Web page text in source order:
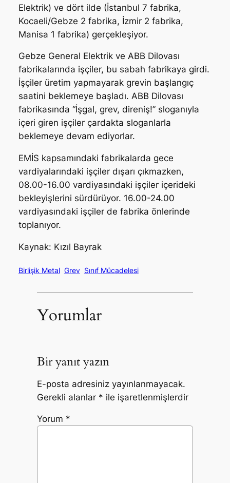
Elektrik) ve dört ilde (İstanbul 7 fabrika,
Kocaeli/Gebze 2 fabrika, İzmir 2 fabrika,
Manisa 1 fabrika) gerçekleşiyor.
Gebze General Elektrik ve ABB Dilovası
fabrikalarında işçiler, bu sabah fabrikaya girdi.
İşçiler üretim yapmayarak grevin başlangıç
saatini beklemeye başladı. ABB Dilovası
fabrikasında “İşgal, grev, direniş!” sloganıyla
içeri giren işçiler çardakta sloganlarla
beklemeye devam ediyorlar.
EMİS kapsamındaki fabrikalarda gece
vardiyalarındaki işçiler dışarı çıkmazken,
08.00-16.00 vardiyasındaki işçiler içerideki
bekleyişlerini sürdürüyor. 16.00-24.00
vardiyasındaki işçiler de fabrika önlerinde
toplanıyor.
Kaynak: Kızıl Bayrak
Birlişik Metal Grev Sınıf Mücadelesi
Yorumlar
Bir yanıt yazın
E-posta adresiniz yayınlanmayacak.
Gerekli alanlar * ile işaretlenmişlerdir
Yorum *